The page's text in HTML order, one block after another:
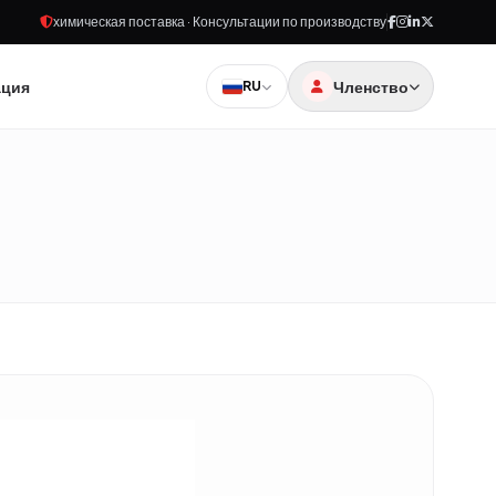
химическая поставка · Консультации по производству
RU Членство